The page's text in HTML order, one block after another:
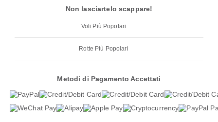
Non lasciartelo scappare!
Voli Più Popolari
Rotte Più Popolari
Metodi di Pagamento Accettati